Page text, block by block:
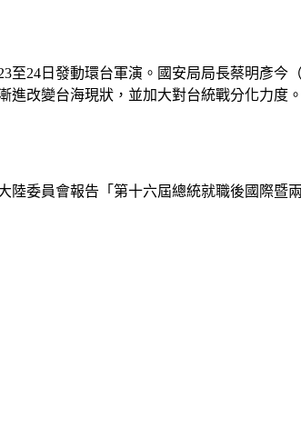
24日發動環台軍演。國安局局長蔡明彥
改變台海現狀，並加大對台統戰分化力度。
委員會報告「第十六屆總統就職後國際暨